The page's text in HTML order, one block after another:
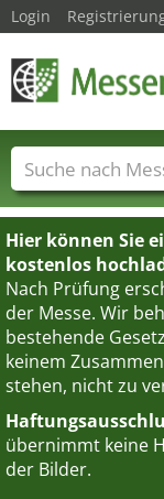
Hier können Sie
kostenlos
Nach Prüfung
der Messe. Wir
bestehende
keinem
stehen, nicht zu
übernimmt keine
der Bilder.
Login
Messenamen